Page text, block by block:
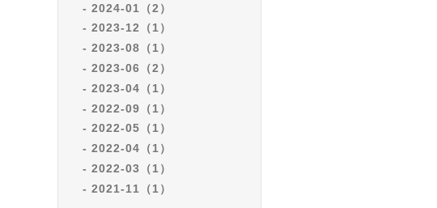
2024-01（2）
2023-12（1）
2023-08（1）
2023-06（2）
2023-04（1）
2022-09（1）
2022-05（1）
2022-04（1）
2022-03（1）
2021-11（1）